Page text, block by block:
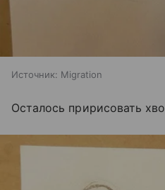
Источник: Migration
Осталось пририсовать